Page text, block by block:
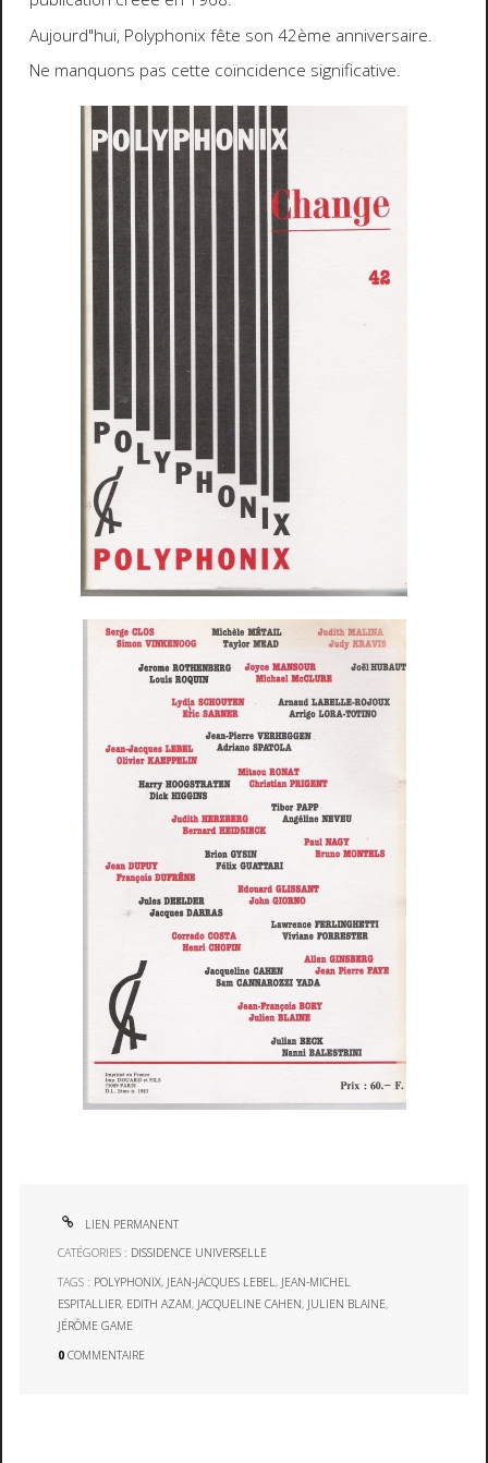
Aujourd"hui, Polyphonix fête son 42ème anniversaire.
Ne manquons pas cette coïncidence significative.
LIEN PERMANENT
CATÉGORIES : DISSIDENCE UNIVERSELLE
TAGS : POLYPHONIX, JEAN-JACQUES LEBEL, JEAN-MICHEL
ESPITALLIER, EDITH AZAM, JACQUELINE CAHEN, JULIEN BLAINE,
JÉRÔME GAME
0 COMMENTAIRE